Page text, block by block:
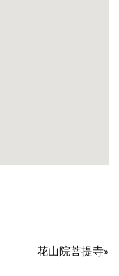
花山院菩提寺»